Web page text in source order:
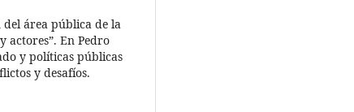
área pública de la
actores”. En Pedro
y políticas públicas
y desafíos.